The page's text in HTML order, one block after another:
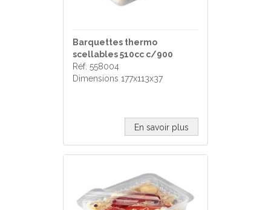
Barquettes thermo
scellables 510cc c/900
Réf. 558004
Dimensions 177x113x37
En savoir plus